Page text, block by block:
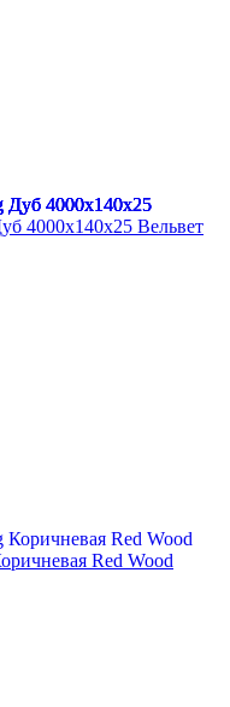
4000x140x25 Вельвет
Red Wood